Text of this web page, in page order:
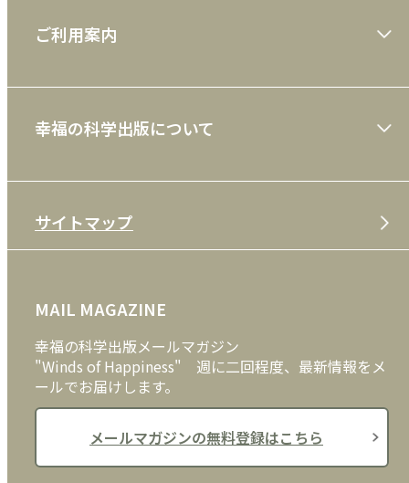
雑誌
CD
DVD・ブルーレイ
外国語
ご利用案内
利用規約
特定商取引法
プライバシーポリシー
クッキーポリシー
幸福の科学出版について
メディア・ライブラリー
サイトマップ
MAIL MAGAZINE
幸福の科学出版メールマガジン
"Winds of Happiness" 週に二回程度、最新情報をメ
ールでお届けします。
メールマガジンの無料登録はこちら